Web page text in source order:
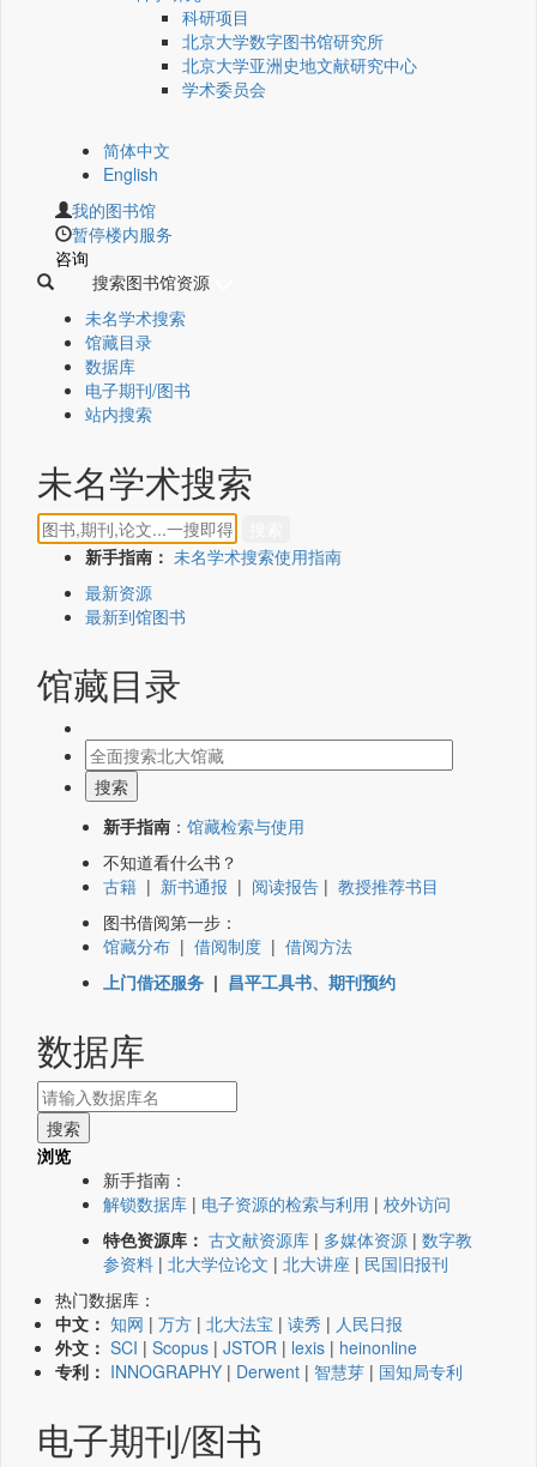
科研项目
北京大学数字图书馆研究所
北京大学亚洲史地文献研究中心
学术委员会
简体中文
English
我的图书馆
暂停楼内服务
咨询
搜索图书馆资源
未名学术搜索
馆藏目录
数据库
电子期刊/图书
站内搜索
未名学术搜索
新手指南： 未名学术搜索使用指南
最新资源
最新到馆图书
馆藏目录
新手指南 ： 馆藏检索与使用
不知道看什么书？
古籍 | 新书通报 | 阅读报告 | 教授推荐书目
图书借阅第一步：
馆藏分布 | 借阅制度 | 借阅方法
上门借还服务 | 昌平工具书、期刊预约
数据库
浏览
新手指南：
解锁数据库 | 电子资源的检索与利用 | 校外访问
特色资源库： 古文献资源库 | 多媒体资源 | 数字教
参资料 | 北大学位论文 | 北大讲座 | 民国旧报刊
热门数据库：
中文： 知网 | 万方 | 北大法宝 | 读秀 | 人民日报
外文： SCI | Scopus | JSTOR | lexis | heinonline
专利： INNOGRAPHY | Derwent | 智慧芽 | 国知局专利
电子期刊/图书